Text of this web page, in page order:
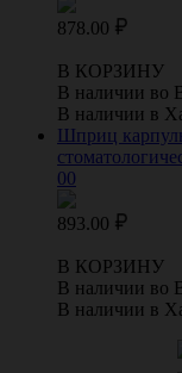
878.00
В КОРЗИНУ
В наличии во
В наличии в
Шприц
00
893.00
В КОРЗИНУ
В наличии во
В наличии в